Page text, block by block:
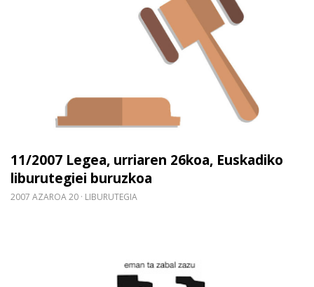
11/2007 Legea, urriaren 26koa, Euskadiko
liburutegiei buruzkoa
2007 AZAROA 20 LIBURUTEGIA
Gehiago irakurri: Kultur ministerioak eta UPV/